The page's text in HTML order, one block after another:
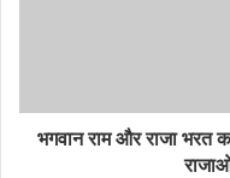
भगवान राम और राजा भरत